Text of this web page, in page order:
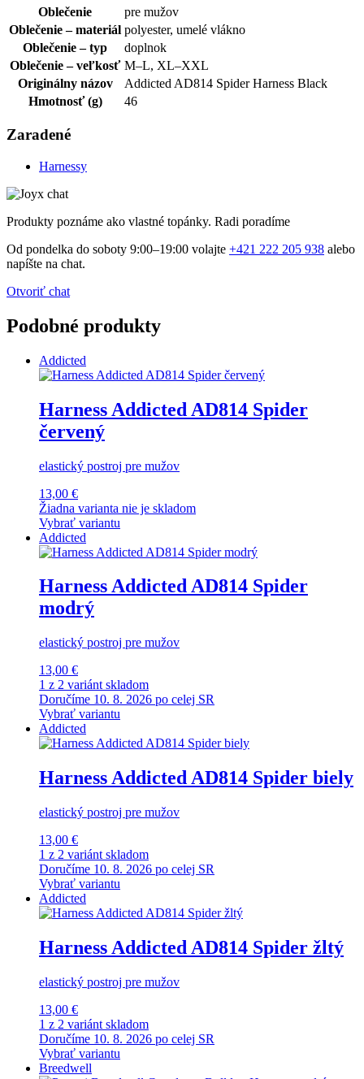
Oblečenie
pre mužov
Oblečenie – materiál polyester, umelé vlákno
Oblečenie – typ
doplnok
Oblečenie – veľkosť M–L, XL–XXL
Originálny názov
Addicted AD814 Spider Harness Black
Hmotnosť (g)
46
Zaradené
Harnessy
Produkty poznáme ako vlastné topánky. Radi poradíme
Od pondelka do soboty 9:00–19:00 volajte +421 222 205 938 alebo
napíšte na chat.
Otvoriť chat
Podobné produkty
Addicted
Harness Addicted AD814 Spider
červený
elastický postroj pre mužov
13,00 €
Žiadna varianta nie je skladom
Vybrať variantu
Addicted
Harness Addicted AD814 Spider
modrý
elastický postroj pre mužov
13,00 €
1 z 2 variánt skladom
Doručíme 10. 8. 2026 po celej SR
Vybrať variantu
Addicted
Harness Addicted AD814 Spider biely
elastický postroj pre mužov
13,00 €
1 z 2 variánt skladom
Doručíme 10. 8. 2026 po celej SR
Vybrať variantu
Addicted
Harness Addicted AD814 Spider žltý
elastický postroj pre mužov
13,00 €
1 z 2 variánt skladom
Doručíme 10. 8. 2026 po celej SR
Vybrať variantu
Breedwell